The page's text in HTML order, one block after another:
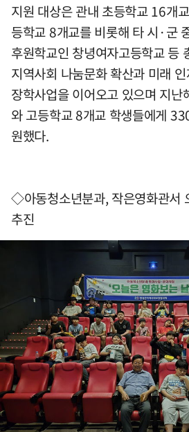
지원 대상은 관내 초등학교 16개
등학교 8개교를 비롯해 타 시·군
후원학교인 창녕여자고등학교 등
지역사회 나눔문화 확산과 미래
장학사업을 이어오고 있으며 지
와 고등학교 8개교 학생들에게
원했다.
◇아동청소년분과, 작은영화관서
추진